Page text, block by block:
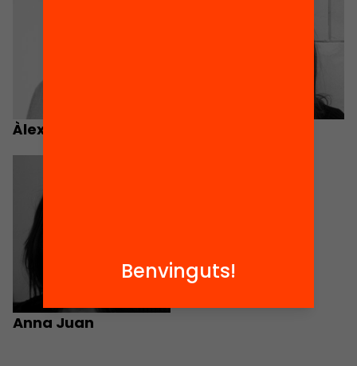
Àlex Cosials
Anna Juan
Benvinguts!